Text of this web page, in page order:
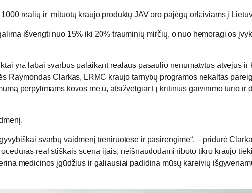
realių ir imituotų kraujo produktų JAV oro pajėgų orlaiviams į
išvengti nuo 15% iki 20% trauminių mirčių, o nuo hemoragijos
yra labai svarbūs palaikant realaus pasaulio nenumatytus atvejus ir
Raymondas Clarkas, LRMC kraujo tarnybų programos nekaltas
perpylimams kovos metu, atsižvelgiant į kritinius gaivinimo tūrio ir
svarbų vaidmenį treniruotėse ir pasirengime“, – pridūrė
realistiškais scenarijais, neišnaudodami riboto tikro kraujo
medicinos įgūdžius ir galiausiai padidina mūsų kareivių